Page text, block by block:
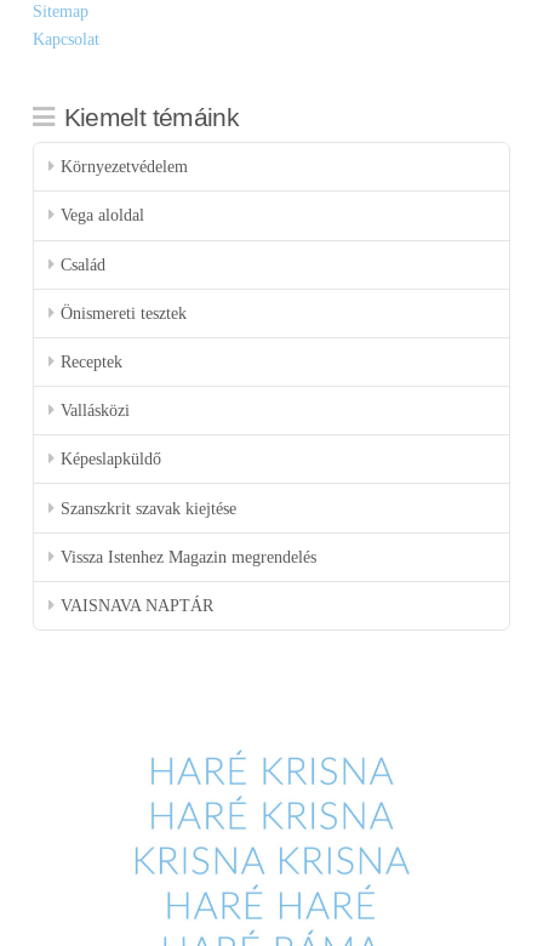
Sitemap
Kapcsolat
Kiemelt témáink
Környezetvédelem
Vega aloldal
Család
Önismereti tesztek
Receptek
Vallásközi
Képeslapküldő
Szanszkrit szavak kiejtése
Vissza Istenhez Magazin megrendelés
VAISNAVA NAPTÁR